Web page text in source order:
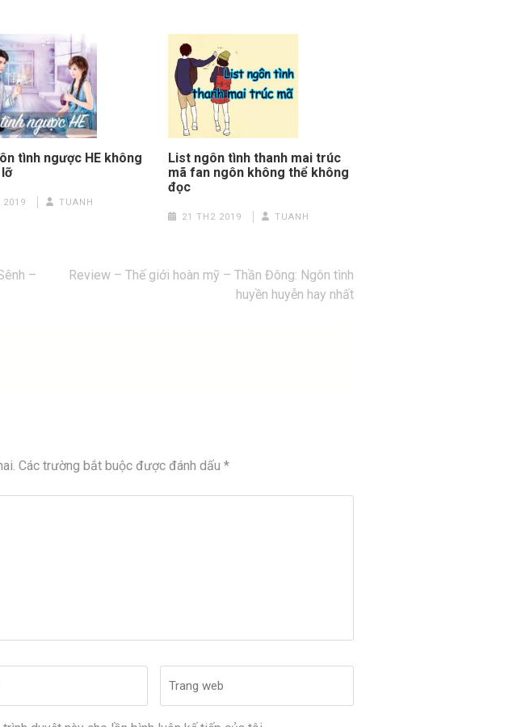
tình ngược HE không
2019 TUANH
List ngôn tình thanh mai trúc
mã fan ngôn không thể không
đọc
21 TH2 2019 TUANH
–
Review – Thế giới hoàn mỹ – Thần Đông: Ngôn tình
huyền huyễn hay nhất
Các trường bắt buộc được đánh dấu *
web